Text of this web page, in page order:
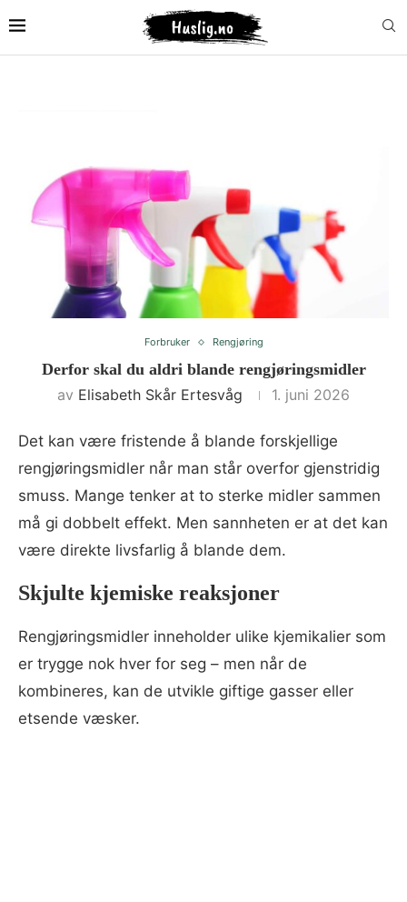
Forbruker Rengjøring
Derfor skal du aldri blande rengjøringsmidler
av Elisabeth Skår Ertesvåg 1. juni 2026
Det kan være fristende å blande forskjellige
rengjøringsmidler når man står overfor gjenstridig
smuss. Mange tenker at to sterke midler sammen
må gi dobbelt effekt. Men sannheten er at det kan
være direkte livsfarlig å blande dem.
Skjulte kjemiske reaksjoner
Rengjøringsmidler inneholder ulike kjemikalier som
er trygge nok hver for seg – men når de
kombineres, kan de utvikle giftige gasser eller
etsende væsker.